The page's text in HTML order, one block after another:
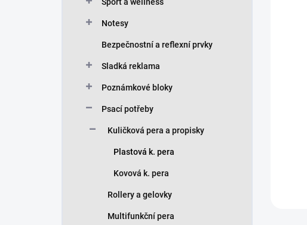
Notesy
Bezpečnostní a reflexní prvky
Sladká reklama
Poznámkové bloky
Psací potřeby
Kuličková pera a propisky
Plastová k. pera
Kovová k. pera
Rollery a gelovky
Multifunkční pera